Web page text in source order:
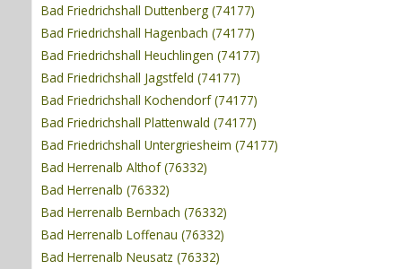
Bad Friedrichshall Duttenberg (74177)
Bad Friedrichshall Hagenbach (74177)
Bad Friedrichshall Heuchlingen (74177)
Bad Friedrichshall Jagstfeld (74177)
Bad Friedrichshall Kochendorf (74177)
Bad Friedrichshall Plattenwald (74177)
Bad Friedrichshall Untergriesheim (74177)
Bad Herrenalb Althof (76332)
Bad Herrenalb (76332)
Bad Herrenalb Bernbach (76332)
Bad Herrenalb Loffenau (76332)
Bad Herrenalb Neusatz (76332)